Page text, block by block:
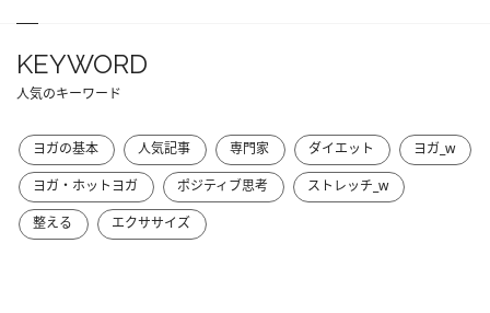
KEYWORD
人気のキーワード
ヨガの基本 人気記事 専門家 ダイエット
ヨガ_w
ヨガ・ホットヨガ
ポジティブ思考
ストレッチ_w
整える
エクササイズ